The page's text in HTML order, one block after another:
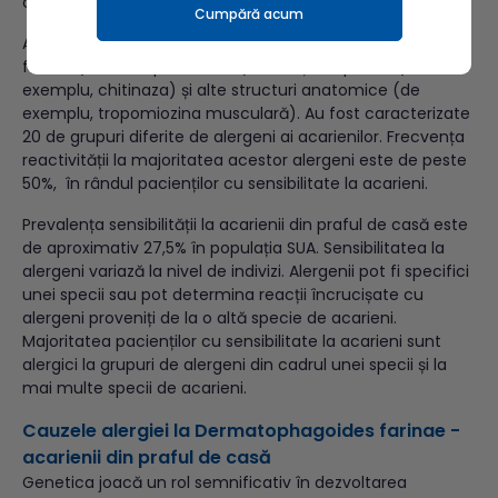
Alergenii produși de acesti acarieni provin din materii
fecale (de exemplu, enzime), secreții corporale (de
exemplu, chitinaza) și alte structuri anatomice (de
exemplu, tropomiozina musculară). Au fost caracterizate
20 de grupuri diferite de alergeni ai acarienilor. Frecvența
reactivității la majoritatea acestor alergeni este de peste
50%, în rândul pacienților cu sensibilitate la acarieni.
Prevalența sensibilității la acarienii din praful de casă este
de aproximativ 27,5% în populația SUA. Sensibilitatea la
alergeni variază la nivel de indivizi. Alergenii pot fi specifici
unei specii sau pot determina reacții încrucișate cu
alergeni proveniți de la o altă specie de acarieni.
Majoritatea pacienților cu sensibilitate la acarieni sunt
alergici la grupuri de alergeni din cadrul unei specii și la
mai multe specii de acarieni.
Cauzele alergiei la Dermatophagoides farinae -
acarienii din praful de casă
Genetica joacă un rol semnificativ în dezvoltarea
Cumpără acum